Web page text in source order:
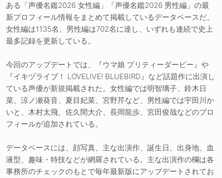
ある「声優名鑑2026 女性編」「声優名鑑2026 男性編」の最
新プロフィール情報をまとめて掲載しているデータベースだ。
女性編は1135名、男性編は702名に達し、いずれも連続で史上
最多記録を更新している。
今回のアップデートでは、『ウマ娘 プリティーダービー』や
『イキヅライブ！ LOVELIVE! BLUEBIRD』など話題作に出演し
ている声優が新規掲載された。女性編では明智璃子、鈴木日
菜、涼ノ瀬葵音、夏目妃菜、宮野芹など、男性編では宇田川か
いと、木村太飛、佐久間大介、長岡龍歩、宮田俊哉などのプロ
フィールが追加されている。
データベースには、顔写真、主な出演作、誕生日、出身地、血
液型、趣味・特技などが網羅されている。主な出演作の欄は各
事務所のチェックのもとで毎年最新版にアップデートされてお